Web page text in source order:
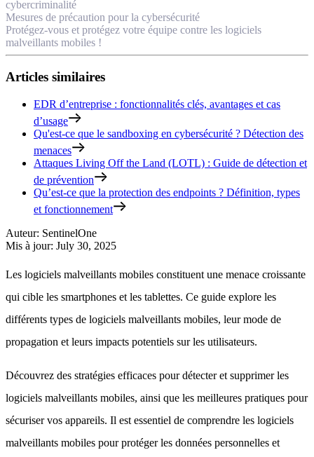
cybercriminalité
Mesures de précaution pour la cybersécurité
Protégez-vous et protégez votre équipe contre les logiciels
malveillants mobiles !
Articles similaires
EDR d’entreprise : fonctionnalités clés, avantages et cas
d’usage
Qu'est-ce que le sandboxing en cybersécurité ? Détection des
menaces
Attaques Living Off the Land (LOTL) : Guide de détection et
de prévention
Qu’est-ce que la protection des endpoints ? Définition, types
et fonctionnement
Auteur: SentinelOne
Mis à jour: July 30, 2025
Les logiciels malveillants mobiles constituent une menace croissante
qui cible les smartphones et les tablettes. Ce guide explore les
différents types de logiciels malveillants mobiles, leur mode de
propagation et leurs impacts potentiels sur les utilisateurs.
Découvrez des stratégies efficaces pour détecter et supprimer les
logiciels malveillants mobiles, ainsi que les meilleures pratiques pour
sécuriser vos appareils. Il est essentiel de comprendre les logiciels
malveillants mobiles pour protéger les données personnelles et